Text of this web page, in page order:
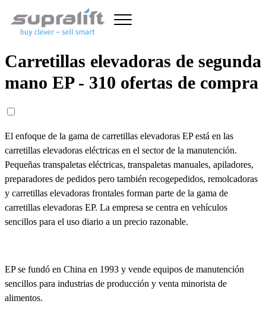
Carretillas elevadoras de segunda
mano EP - 310 ofertas de compra
El enfoque de la gama de carretillas elevadoras EP está en las
carretillas elevadoras eléctricas en el sector de la manutención.
Pequeñas transpaletas eléctricas, transpaletas manuales, apiladores,
preparadores de pedidos pero también recogepedidos, remolcadoras
y carretillas elevadoras frontales forman parte de la gama de
carretillas elevadoras EP. La empresa se centra en vehículos
sencillos para el uso diario a un precio razonable.
EP se fundó en China en 1993 y vende equipos de manutención
sencillos para industrias de producción y venta minorista de
alimentos.